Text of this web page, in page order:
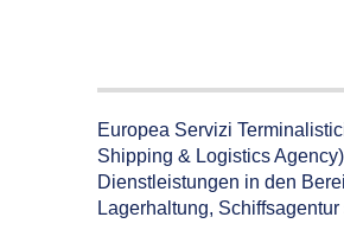
Europea Servizi
Shipping & Logistics
Dienstleistungen in den
Lagerhaltung,